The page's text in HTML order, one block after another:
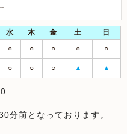
水 木 金 土
日
○ ○ ○ ○ ○
○ ○ ○ ▲ ▲
分前となっております。